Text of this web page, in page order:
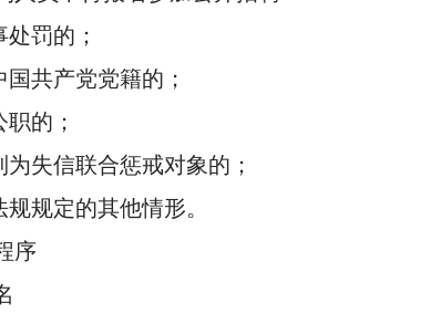
罚的；
国共产党党籍的；
的；
为失信联合惩戒对象的；
规规定的其他情形。
序